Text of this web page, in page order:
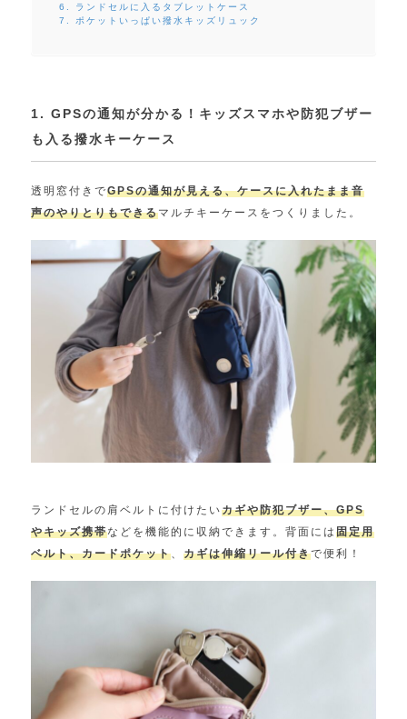
6. ランドセルに入るタブレットケース
7. ポケットいっぱい撥水キッズリュック
1. GPSの通知が分かる！キッズスマホや防犯ブザー
も入る撥水キーケース
透明窓付きでGPSの通知が見える、ケースに入れたまま音
声のやりとりもできるマルチキーケースをつくりました。
ランドセルの肩ベルトに付けたいカギや防犯ブザー、GPS
やキッズ携帯などを機能的に収納できます。背面には 固定用
ベルト、カードポケット、 カギは伸縮リール付きで便利！